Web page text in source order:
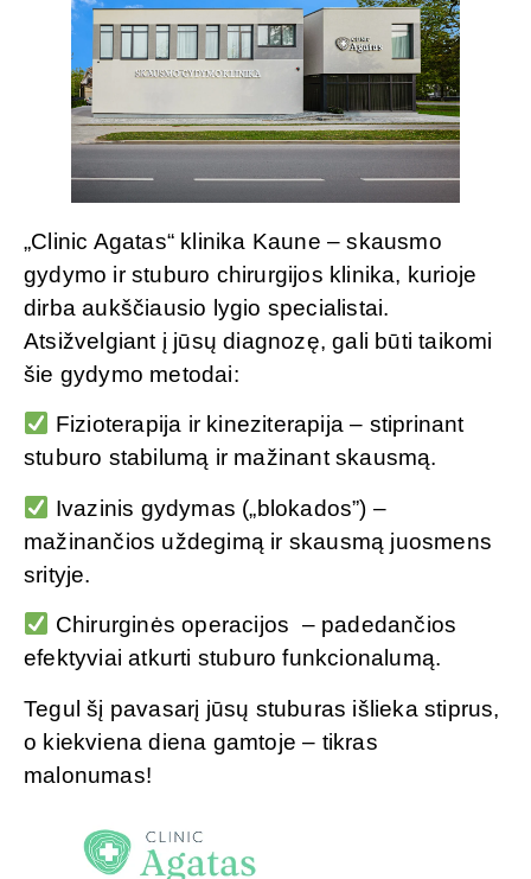
„Clinic Agatas“ klinika Kaune – skausmo
gydymo ir stuburo chirurgijos klinika, kurioje
dirba aukščiausio lygio specialistai.
Atsižvelgiant į jūsų diagnozę, gali būti taikomi
šie gydymo metodai:
Fizioterapija ir kineziterapija – stiprinant
stuburo stabilumą ir mažinant skausmą.
Ivazinis gydymas („blokados”) –
mažinančios uždegimą ir skausmą juosmens
srityje.
Chirurginės operacijos – padedančios
efektyviai atkurti stuburo funkcionalumą.
Tegul šį pavasarį jūsų stuburas išlieka stiprus,
o kiekviena diena gamtoje – tikras
malonumas!